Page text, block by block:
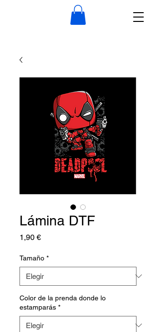
Lámina DTF
1,90 €Precio
Tamaño *
Color de la prenda donde lo
estamparás *